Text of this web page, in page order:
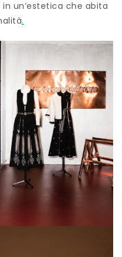
un’estetica che abita
.